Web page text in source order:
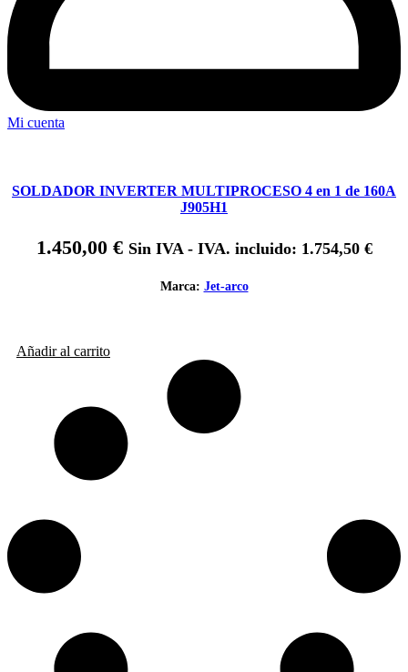
Mi cuenta
SOLDADOR INVERTER MULTIPROCESO 4 en 1 de 160A
J905H1
1.450,00 € Sin IVA - IVA. incluido: 1.754,50 €
Marca: Jet-arco
Añadir al carrito